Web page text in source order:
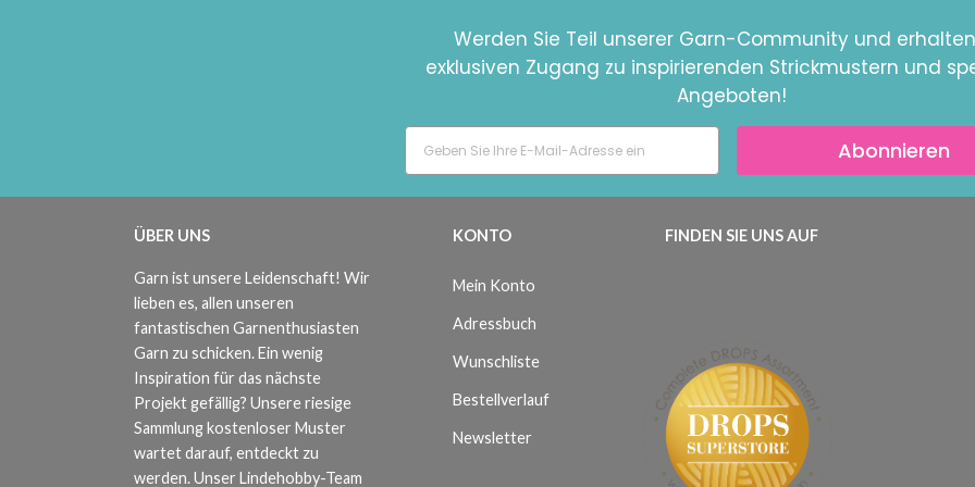
Werden Sie Teil unserer Garn-Community und
exklusiven Zugang zu inspirierenden Strickmustern und
Angeboten!
Abonnieren
ÜBER UNS
Garn ist unsere Leidenschaft! Wir
lieben es, allen unseren
fantastischen Garnenthusiasten
Garn zu schicken. Ein wenig
Inspiration für das nächste
Projekt gefällig? Unsere riesige
Sammlung kostenloser Muster
wartet darauf, entdeckt zu
werden. Unser Lindehobby-Team
KONTO
Mein Konto
Adressbuch
Wunschliste
Bestellverlauf
Newsletter
FINDEN SIE UNS AUF